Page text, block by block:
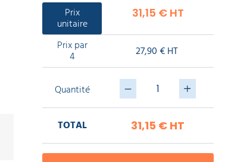
Prix
unitaire
31,15 € HT
Prix par
4 27,90 € HT
Quantité
TOTAL 31,15 € HT